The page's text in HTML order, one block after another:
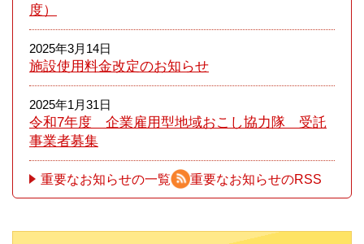
度）
2025年3月14日
施設使用料金改定のお知らせ
2025年1月31日
令和7年度 企業雇用型地域おこし協力隊 受託
事業者募集
重要なお知らせの一覧 重要なお知らせのRSS